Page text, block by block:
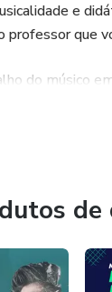
e
professor que
do músico
de